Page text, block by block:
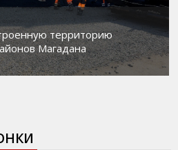
территорию
Магадана